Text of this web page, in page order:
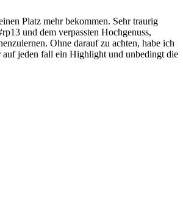
Platz mehr bekommen. Sehr traurig
und dem verpassten Hochgenuss,
Ohne darauf zu achten, habe ich
auf jeden fall ein Highlight und unbedingt die